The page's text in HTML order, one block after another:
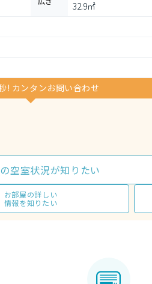
32.9㎡
! カンタンお問い合わせ
空室状況が知りたい
お部屋の詳しい
情報を知りたい